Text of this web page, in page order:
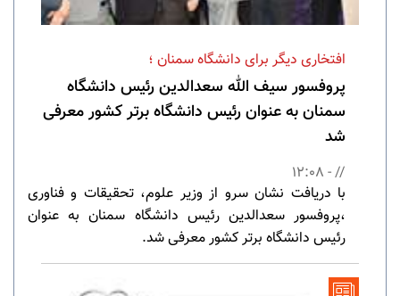
افتخاری دیگر برای دانشگاه سمنان ؛
پروفسور سیف الله سعدالدین رئیس دانشگاه
سمنان به عنوان رئیس دانشگاه برتر کشور معرفی
شد
// - 12:08
با دریافت نشان سرو از وزیر علوم، تحقیقات و فناوری
،پروفسور سعدالدین رئیس دانشگاه سمنان به عنوان
رئیس دانشگاه برتر کشور معرفی شد.